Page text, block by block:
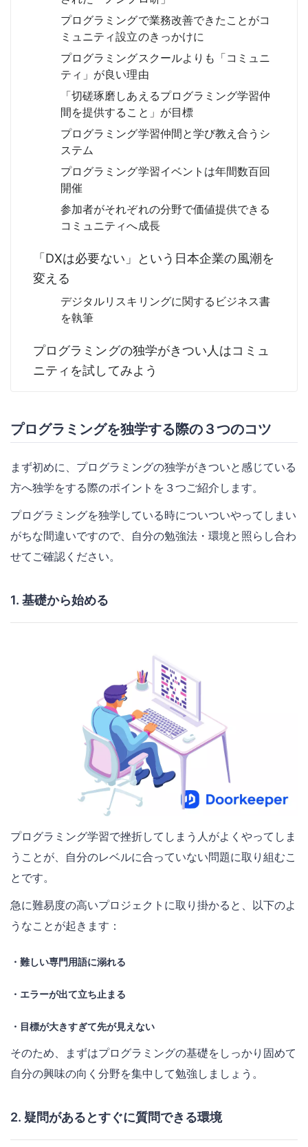
プログラミングで業務改善できたことがコ
ミュニティ設立のきっかけに
プログラミングスクールよりも「コミュニ
ティ」が良い理由
「切磋琢磨しあえるプログラミング学習仲
間を提供すること」が目標
プログラミング学習仲間と学び教え合うシ
ステム
プログラミング学習イベントは年間数百回
開催
参加者がそれぞれの分野で価値提供できる
コミュニティへ成長
「DXは必要ない」という日本企業の風潮を
変える
デジタルリスキリングに関するビジネス書
を執筆
プログラミングの独学がきつい人はコミュ
ニティを試してみよう
プログラミングを独学する際の３つのコツ
まず初めに、プログラミングの独学がきついと感じている
方へ独学をする際のポイントを３つご紹介します。
プログラミングを独学している時についついやってしまい
がちな間違いですので、自分の勉強法・環境と照らし合わ
せてご確認ください。
1. 基礎から始める
プログラミング学習で挫折してしまう人がよくやってしま
うことが、自分のレベルに合っていない問題に取り組むこ
とです。
急に難易度の高いプロジェクトに取り掛かると、以下のよ
うなことが起きます：
・難しい専門用語に溺れる
・エラーが出て立ち止まる
・目標が大きすぎて先が見えない
そのため、まずはプログラミングの基礎をしっかり固めて
自分の興味の向く分野を集中して勉強しましょう。
2. 疑問があるとすぐに質問できる環境